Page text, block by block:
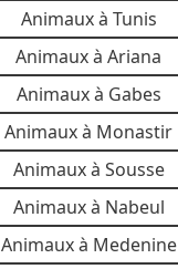
Animaux à Tunis
Animaux à Ariana
Animaux à Gabes
Animaux à Monastir
Animaux à Sousse
Animaux à Nabeul
Animaux à Medenine